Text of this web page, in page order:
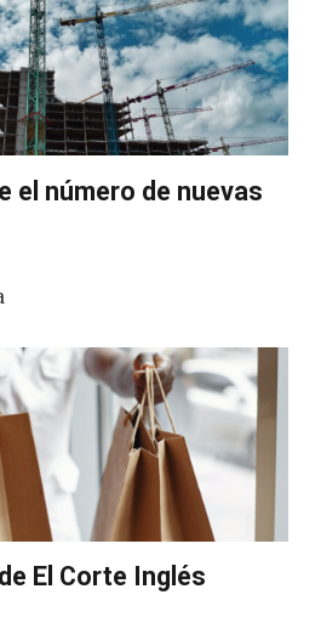
el número de nuevas
El Corte Inglés